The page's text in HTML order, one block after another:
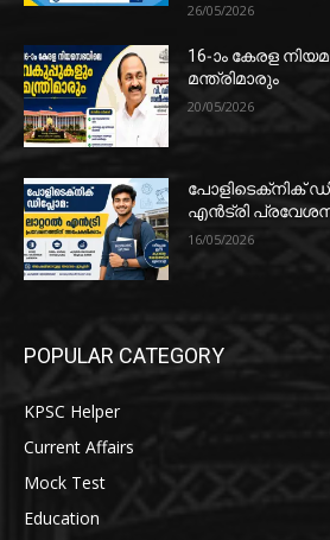
26/05/2026
16-ാം കേരള
മന്ത്രിമാരും
20/05/2026
പോളിടെക്‌നിക്
എൻട്രി
16/05/2026
POPULAR CATEGORY
KPSC Helper
Current Affairs
Mock Test
Education